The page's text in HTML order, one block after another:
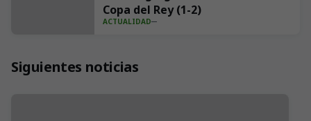
Copa del Rey (1-2)
ACTUALIDAD
Siguientes noticias